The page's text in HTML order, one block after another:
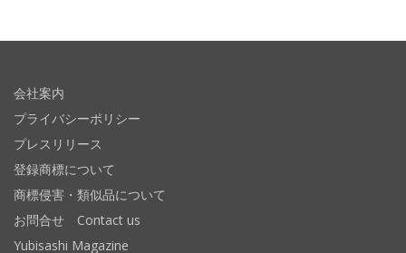
会社案内
プライバシーポリシー
プレスリリース
登録商標について
商標侵害・類似品について
お問合せ Contact us
Yubisashi Magazine